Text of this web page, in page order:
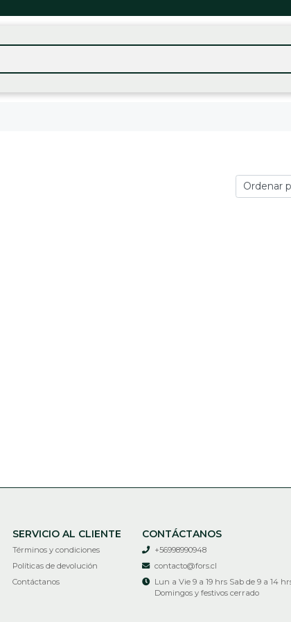
SERVICIO AL CLIENTE
Términos y condiciones
Políticas de devolución
Contáctanos
CONTÁCTANOS
+56998990948
contacto@fors.cl
Lun a Vie 9 a 19 hrs Sab de 9 a 14
Domingos y festivos cerrado